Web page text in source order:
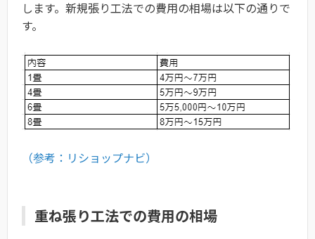
します。新規張り工法での費用の相場は以下の通りで
す。
（参考：リショップナビ）
重ね張り工法での費用の相場